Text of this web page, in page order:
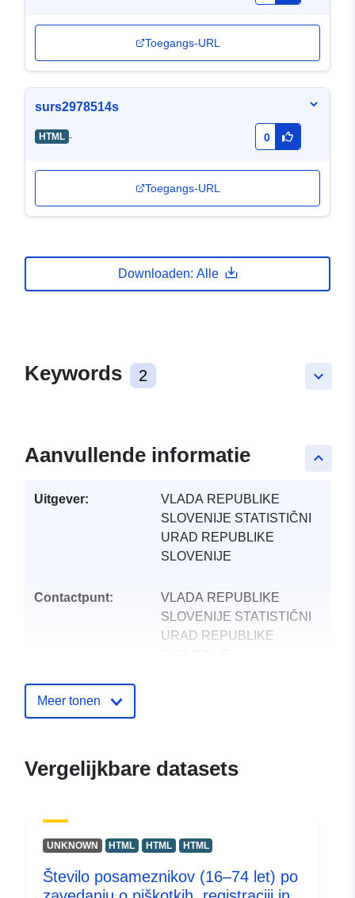
Toegangs-URL
surs2978514s
HTML - 0
Toegangs-URL
Downloaden: Alle
keyboard_arrow_down
Keywords 2
keyboard_arrow_up
Aanvullende informatie
Uitgever:
VLADA REPUBLIKE
SLOVENIJE STATISTIČNI
URAD REPUBLIKE
SLOVENIJE
Contactpunt:
VLADA REPUBLIKE
SLOVENIJE STATISTIČNI
URAD REPUBLIKE
Bijgewerkt op data.europa.eu:
uriRef: http://data.europa.eu/88u/dataset/
Meer tonen
Vergelijkbare datasets
UNKNOWN HTML HTML HTML
Število posameznikov (16–74 let) po